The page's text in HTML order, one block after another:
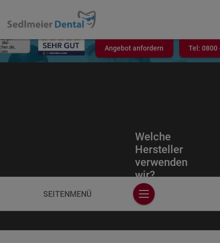
Angebot anfordern Tel: 0800
Welche
Hersteller
verwenden
wir?
die-
SEITENMENÜ